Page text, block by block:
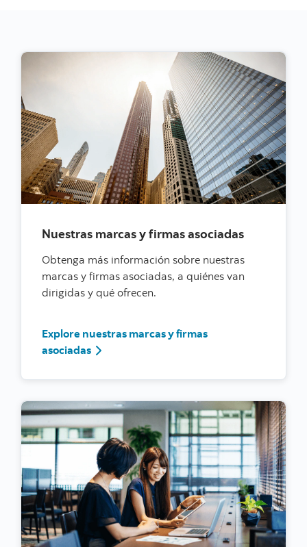
Nuestras marcas y firmas asociadas
Obtenga más información sobre nuestras
marcas y firmas asociadas, a quiénes van
dirigidas y qué ofrecen.
Explore nuestras marcas y firmas
asociadas